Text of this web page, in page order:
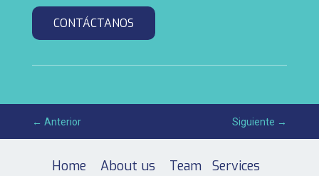
CONTÁCTANOS
← Anterior Siguiente →
Home About us Team Services